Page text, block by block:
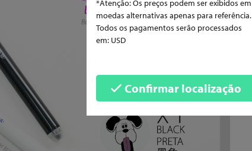
*Atenção: Os preços podem ser exibidos em
moedas alternativas apenas para referência.
Todos os pagamentos serão processados
em: USD
Confirmar localização